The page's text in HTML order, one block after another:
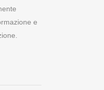
e